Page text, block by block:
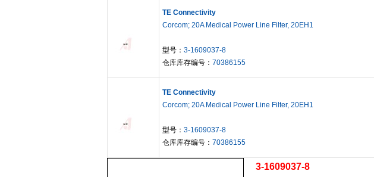
TE Connectivity
Corcom; 20A Medical Power Line Filter, 20EH1
型号： 3-1609037-8
仓库库存编号： 70386155
TE Connectivity
Corcom; 20A Medical Power Line Filter, 20EH1
型号： 3-1609037-8
仓库库存编号： 70386155
3-1609037-8